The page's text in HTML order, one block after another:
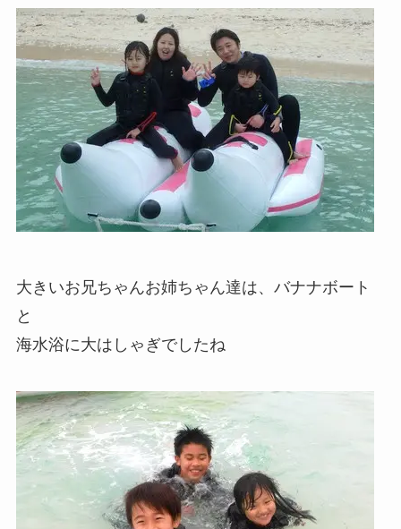
大きいお兄ちゃんお姉ちゃん達は、バナナボート
と
海水浴に大はしゃぎでしたね